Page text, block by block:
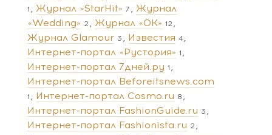
1 Журнал «StarHit» 7
Журнал
«Wedding» 2 Журнал «ОК» 12
Журнал Glamour 3 Известия 4
Интернет-портал «Рустория» 1
Интернет-портал 7дней.ру 1
Интернет-портал Beforeitsnews.com
1 Интернет-портал Cosmo.ru 8
Интернет-портал FashionGuide.ru 3
Интернет-портал Fashionista.ru 2